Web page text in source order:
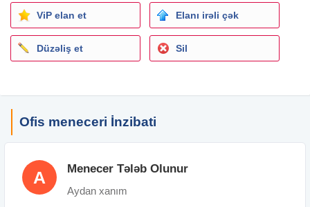
İş təcrübəsi: 1 ildən 3 ilə qədər
Əlaqədar şəxs: vusal
Əmək haqqı: 500 AZN
ViP elan et Elanı irəli çək
Düzəliş et Sil
Ofis meneceri İnzibati
A Menecer Tələb Olunur
Aydan xanım